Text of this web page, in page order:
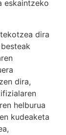
eskaintzeko
dira
dira,
helburua
kudeaketa